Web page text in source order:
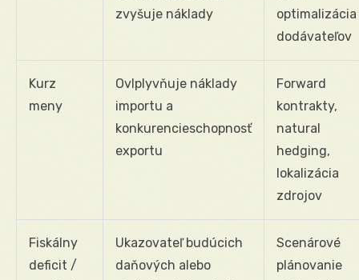
zvyšuje náklady
optimalizácia
dodávateľov
Kurz
meny
Ovlplyvňuje náklady
importu a
konkurencieschopnosť
exportu
Forward
kontrakty,
natural
hedging,
lokalizácia
zdrojov
Fiskálny
deficit /
Ukazovateľ budúcich
daňových alebo
Scenárové
plánovanie